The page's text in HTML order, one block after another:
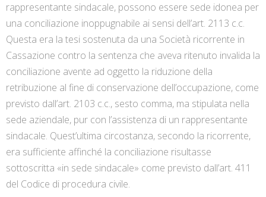
rappresentante sindacale, possono essere sede idonea per
una conciliazione inoppugnabile ai sensi dell’art. 2113 c.c.
Questa era la tesi sostenuta da una Società ricorrente in
Cassazione contro la sentenza che aveva ritenuto invalida la
conciliazione avente ad oggetto la riduzione della
retribuzione al fine di conservazione dell’occupazione, come
previsto dall’art. 2103 c.c., sesto comma, ma stipulata nella
sede aziendale, pur con l’assistenza di un rappresentante
sindacale. Quest’ultima circostanza, secondo la ricorrente,
era sufficiente affinché la conciliazione risultasse
sottoscritta «in sede sindacale» come previsto dall’art. 411
del Codice di procedura civile.